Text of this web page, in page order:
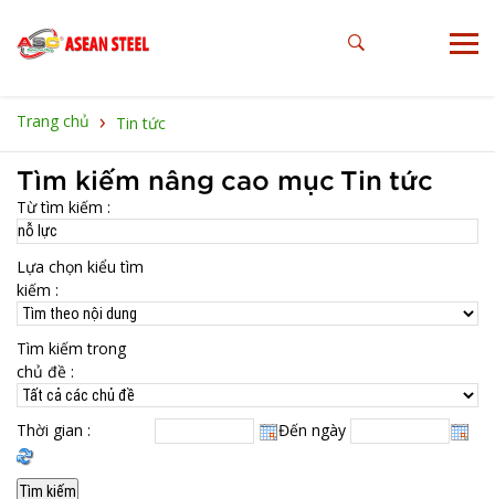
Trang chủ › Tin tức
Tìm kiếm nâng cao mục Tin tức
Từ tìm kiếm :
Lựa chọn kiểu tìm
kiếm :
Tìm kiếm trong
chủ đề :
Thời gian : Đến ngày